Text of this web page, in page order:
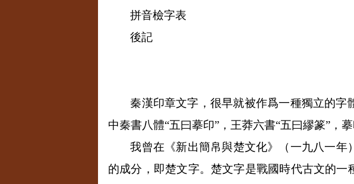
拼音檢字表
後記
秦漢印章文字，很早就被作爲一種獨立的字
中秦書八體“五曰摹印”，王莽六書“五曰繆篆”，
我曾在《新出簡帛與楚文化》（一九八一
的成分，即楚文字。楚文字是戰國時代古文的